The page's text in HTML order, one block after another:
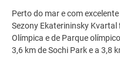
Perto do mar e com
Sezony Ekaterininsky
Olímpica e de Parque
3,6 km de Sochi Park e a 3,8